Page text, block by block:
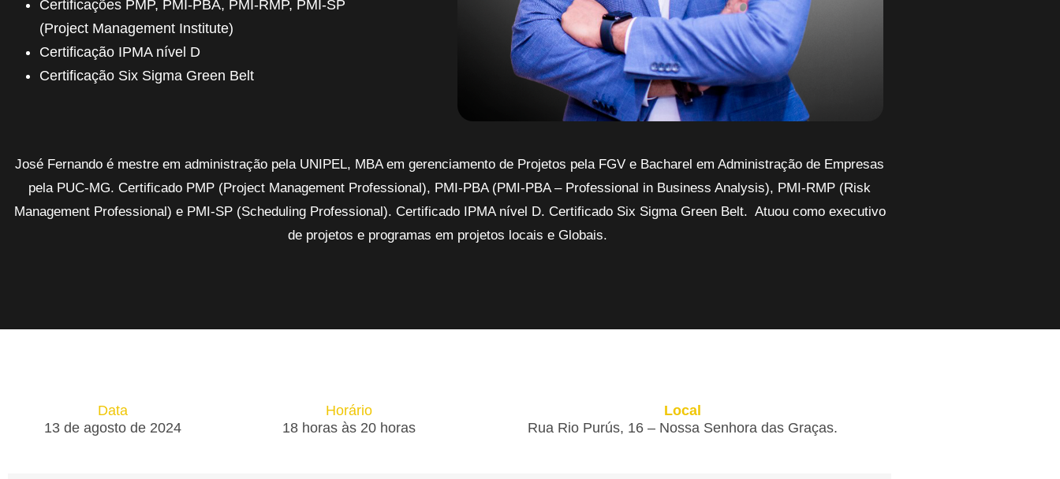
Certificações PMP, PMI-PBA, PMI-RMP, PMI-SP
(Project Management Institute)
Certificação IPMA nível D
Certificação Six Sigma Green Belt
José Fernando é mestre em administração pela UNIPEL, MBA em gerenciamento de Projetos pela FGV e Bacharel em Administração de Empresas
pela PUC-MG. Certificado PMP (Project Management Professional), PMI-PBA (PMI-PBA – Professional in Business Analysis), PMI-RMP (Risk
Management Professional) e PMI-SP (Scheduling Professional). Certificado IPMA nível D. Certificado Six Sigma Green Belt. Atuou como executivo
de projetos e programas em projetos locais e Globais.
Data
13 de agosto de 2024
Horário
18 horas às 20 horas
Local
Rua Rio Purús, 16 – Nossa Senhora das Graças.